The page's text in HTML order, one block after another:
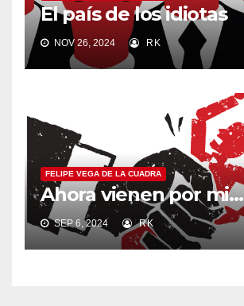
El país de los idiotas
NOV 26, 2024 RK
FELIPE VEGA DE LA CUADRA
Ahora vienen por mi…
SEP 6, 2024 RK